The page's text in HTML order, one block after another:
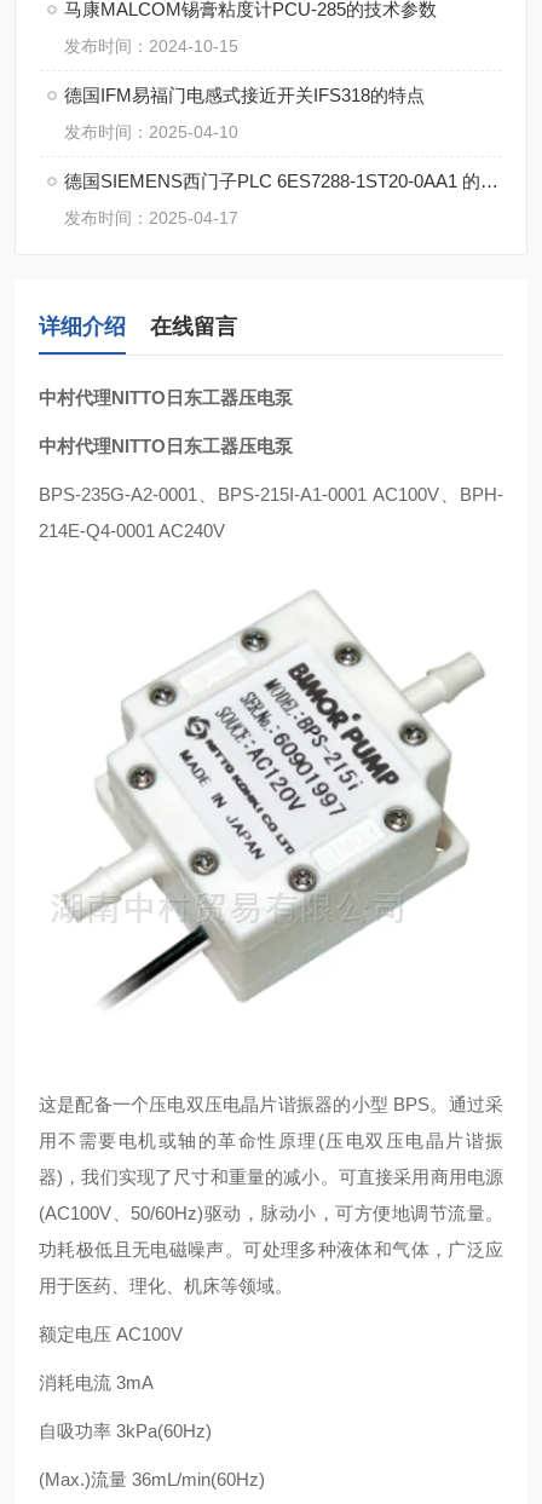
马康MALCOM锡膏粘度计PCU-285的技术参数
发布时间：2024-10-15
德国IFM易福门电感式接近开关IFS318的特点
发布时间：2025-04-10
德国SIEMENS西门子PLC 6ES7288-1ST20-0AA1 的特点
发布时间：2025-04-17
详细介绍 在线留言
中村代理NITTO日东工器压电泵
中村代理NITTO日东工器压电泵
BPS-235G-A2-0001、BPS-215I-A1-0001 AC100V、BPH-
214E-Q4-0001 AC240V
这是配备一个压电双压电晶片谐振器的小型 BPS。通过采
用不需要电机或轴的革命性原理(压电双压电晶片谐振
器)，我们实现了尺寸和重量的减小。可直接采用商用电源
(AC100V、50/60Hz)驱动，脉动小，可方便地调节流量。
功耗极低且无电磁噪声。可处理多种液体和气体，广泛应
用于医药、理化、机床等领域。
额定电压 AC100V
消耗电流 3mA
自吸功率 3kPa(60Hz)
(Max.)流量 36mL/min(60Hz)